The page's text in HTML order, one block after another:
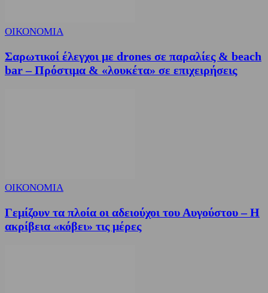
ΟΙΚΟΝΟΜΙΑ
Σαρωτικοί έλεγχοι με drones σε παραλίες & beach
bar – Πρόστιμα & «λουκέτα» σε επιχειρήσεις
ΟΙΚΟΝΟΜΙΑ
Γεμίζουν τα πλοία οι αδειούχοι του Αυγούστου – Η
ακρίβεια «κόβει» τις μέρες